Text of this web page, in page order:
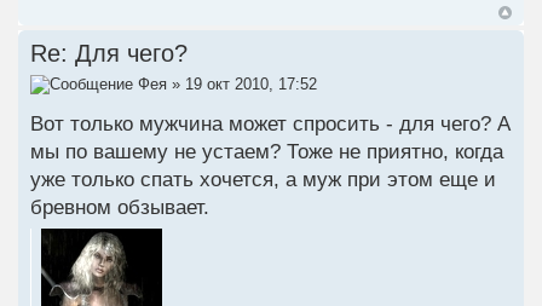
Re: Для чего?
Фея » 19 окт 2010, 17:52
Вот только мужчина может спросить - для чего? А
мы по вашему не устаем? Тоже не приятно, когда
уже только спать хочется, а муж при этом еще и
бревном обзывает.